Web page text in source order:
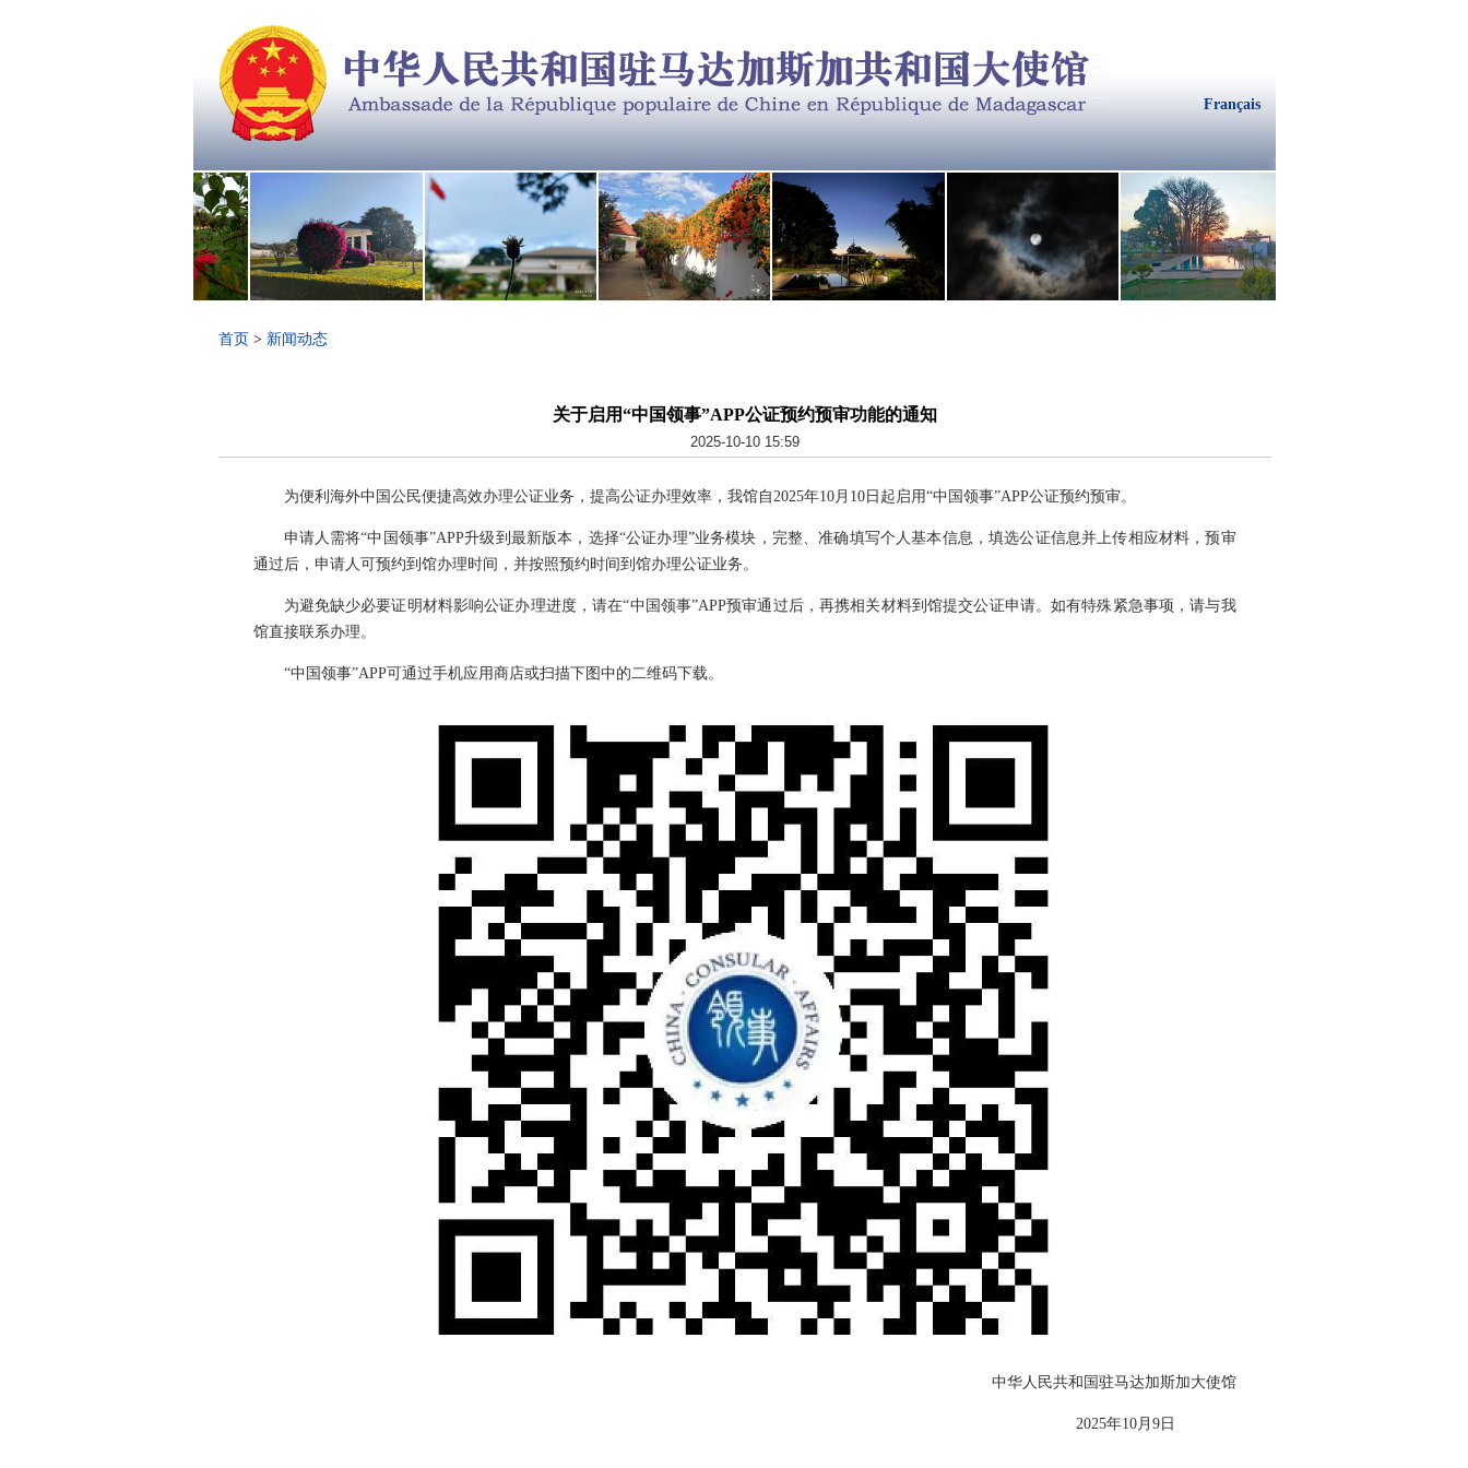
Français
首页 > 新闻动态
关于启用“中国领事”APP公证预约预审功能的通知
2025-10-10 15:59
为便利海外中国公民便捷高效办理公证业务，提高公证办理效率，我馆自2025年10月10日起启用“中国领事”APP公证预约预审。
申请人需将“中国领事”APP升级到最新版本，选择“公证办理”业务模块，完整、准确填写个人基本信息，填选公证信息并上传相应材料，预审
通过后，申请人可预约到馆办理时间，并按照预约时间到馆办理公证业务。
为避免缺少必要证明材料影响公证办理进度，请在“中国领事”APP预审通过后，再携相关材料到馆提交公证申请。如有特殊紧急事项，请与我
馆直接联系办理。
“中国领事”APP可通过手机应用商店或扫描下图中的二维码下载。
中华人民共和国驻马达加斯加大使馆
2025年10月9日